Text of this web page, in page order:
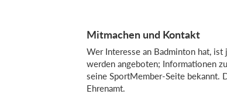
Mitmachen und Kontakt
Wer Interesse an Badminton hat,
werden angeboten; Informationen
seine SportMember-Seite bekannt.
Ehrenamt.